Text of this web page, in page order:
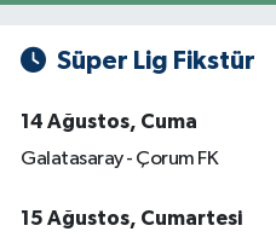
Süper Lig Fikstür
14 Ağustos, Cuma
Galatasaray - Çorum FK
15 Ağustos, Cumartesi